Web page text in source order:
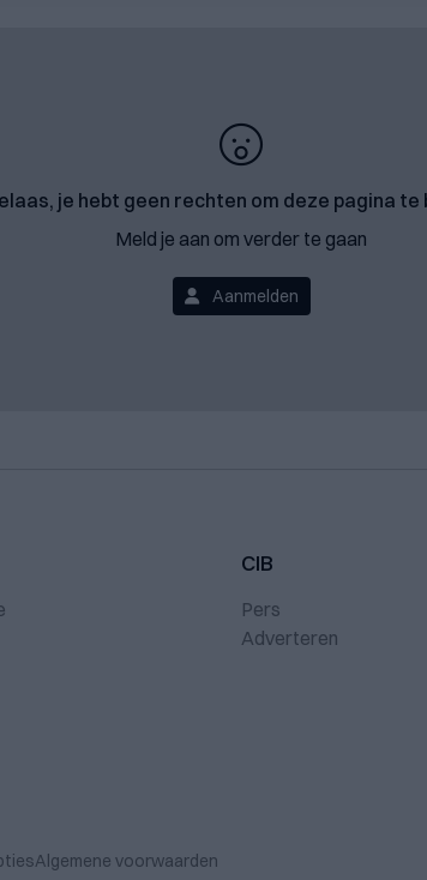
je hebt geen rechten om deze pagina te
Meld je aan om verder te gaan
Aanmelden
CIB
Pers
Adverteren
Algemene voorwaarden